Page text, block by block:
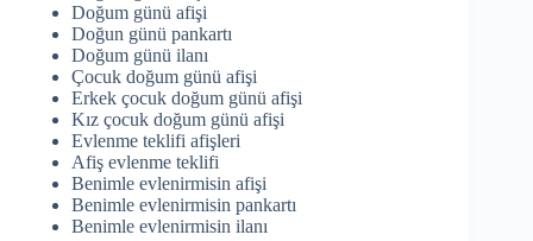
Doğum günü afişi
Doğun günü pankartı
Doğum günü ilanı
Çocuk doğum günü afişi
Erkek çocuk doğum günü afişi
Kız çocuk doğum günü afişi
Evlenme teklifi afişleri
Afiş evlenme teklifi
Benimle evlenirmisin afişi
Benimle evlenirmisin pankartı
Benimle evlenirmisin ilanı